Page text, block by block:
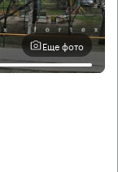
Еще фото